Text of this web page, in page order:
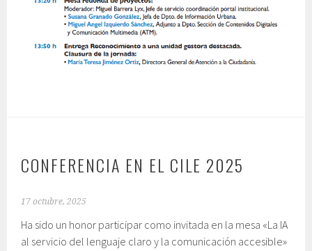
CONFERENCIA EN EL CILE 2025
17 octubre, 2025
Ha sido un honor participar como invitada en la mesa «La IA
al servicio del lenguaje claro y la comunicación accesible»